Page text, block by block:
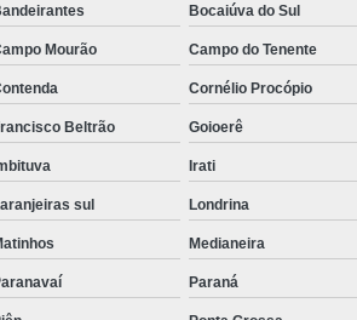
Bocaiúva do Sul
Mourão Campo do Tenente
Cornélio Procópio
Beltrão Goioerê
Irati
sul Londrina
Medianeira
Paraná